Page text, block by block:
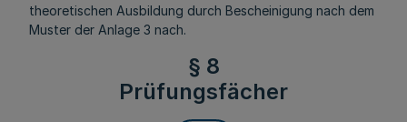
theoretischen Ausbildung durch Bescheinigung nach dem
Muster der Anlage 3 nach.
§ 8
Prüfungsfächer